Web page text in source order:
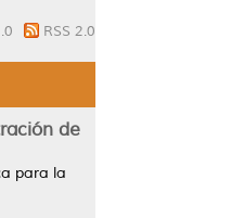
RSS 2.0
de
para la